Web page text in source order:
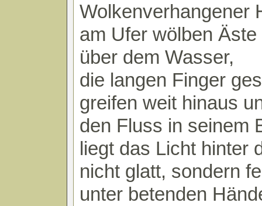
Wolkenverhangener
am Ufer wölben Äste
über dem Wasser,
die langen Finger
greifen weit hinaus
den Fluss in seinem
liegt das Licht hinter
nicht glatt, sondern
unter betenden